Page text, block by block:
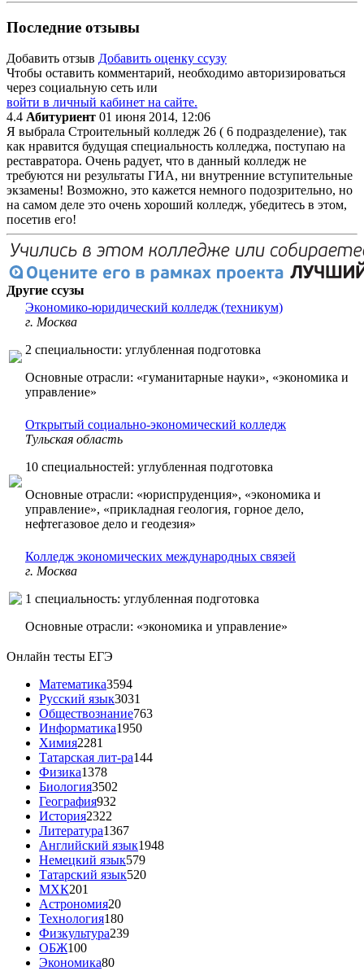
Последние отзывы
Добавить отзыв Добавить оценку ссузу
Чтобы оставить комментарий, необходимо авторизироваться
через социальную сеть или
войти в личный кабинет на сайте.
4.4 Абитуриент 01 июня 2014, 12:06
Я выбрала Строительный колледж 26 ( 6 подразделение), так
как нравится будущая специальность колледжа, поступаю на
реставратора. Очень радует, что в данный колледж не
требуются ни результаты ГИА, ни внутренние вступительные
экзамены! Возможно, это кажется немного подозрительно, но
на самом деле это очень хороший колледж, убедитесь в этом,
посетив его!
Другие ссузы
Экономико-юридический колледж (техникум)
г. Москва
2 специальности: углубленная подготовка
Основные отрасли: «гуманитарные науки», «экономика и
управление»
Открытый социально-экономический колледж
Тульская область
10 специальностей: углубленная подготовка
Основные отрасли: «юриспруденция», «экономика и
управление», «прикладная геология, горное дело,
нефтегазовое дело и геодезия»
Колледж экономических международных связей
г. Москва
1 специальность: углубленная подготовка
Основные отрасли: «экономика и управление»
Онлайн тесты ЕГЭ
Математика3594
Русский язык3031
Обществознание763
Информатика1950
Химия2281
Татарская лит-ра144
Физика1378
Биология3502
География932
История2322
Литература1367
Английский язык1948
Немецкий язык579
Татарский язык520
МХК201
Астрономия20
Технология180
Физкультура239
ОБЖ100
Экономика80